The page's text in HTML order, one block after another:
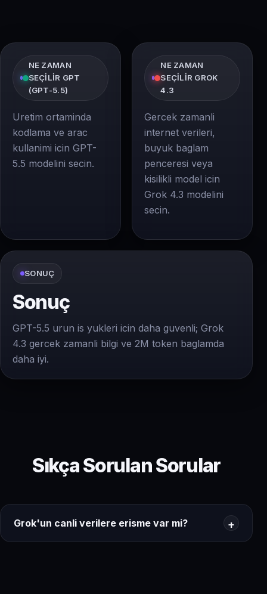
NE ZAMAN
SEÇILIR GPT
(GPT-5.5)
Uretim ortaminda
kodlama ve arac
kullanimi icin GPT-
5.5 modelini secin.
NE ZAMAN
SEÇILIR GROK
4.3
Gercek zamanli
internet verileri,
buyuk baglam
penceresi veya
kisilikli model icin
Grok 4.3 modelini
secin.
SONUÇ
Sonuç
GPT-5.5 urun is yukleri icin daha guvenli; Grok
4.3 gercek zamanli bilgi ve 2M token baglamda
daha iyi.
Sıkça Sorulan Sorular
Grok'un canli verilere erisme var mi?